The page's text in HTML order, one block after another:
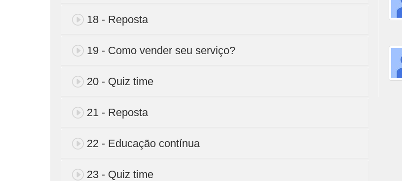
18 - Reposta
19 - Como vender seu serviço?
20 - Quiz time
21 - Reposta
22 - Educação contínua
23 - Quiz time